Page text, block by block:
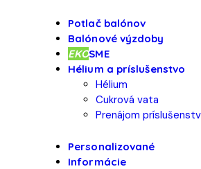
Potlač balónov
Balónové výzdoby
EKOSME
Hélium a príslušenstvo
Hélium
Cukrová vata
Prenájom
Personalizované
Informácie